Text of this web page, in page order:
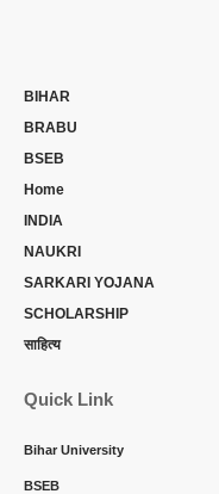
BIHAR
BRABU
BSEB
Home
INDIA
NAUKRI
SARKARI YOJANA
SCHOLARSHIP
साहित्य
Quick Link
Bihar University
BSEB